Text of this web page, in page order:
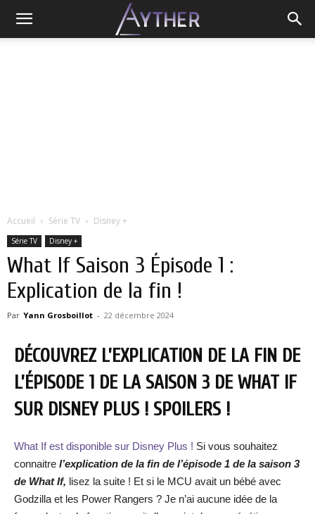
Accueil Série TV Disney +
Série TV Disney +
What If Saison 3 Épisode 1 :
Explication de la fin !
Par Yann Grosboillot - 22 décembre 2024
DÉCOUVREZ L’EXPLICATION DE LA FIN DE
L’ÉPISODE 1 DE LA SAISON 3 DE WHAT IF
SUR DISNEY PLUS ! SPOILERS !
What If est disponible sur Disney Plus ! Si vous souhaitez
connaitre l’explication de la fin de l’épisode 1 de la saison 3
de What If, lisez la suite ! Et si le MCU avait un bébé avec
Godzilla et les Power Rangers ? Je n’ai aucune idée de la